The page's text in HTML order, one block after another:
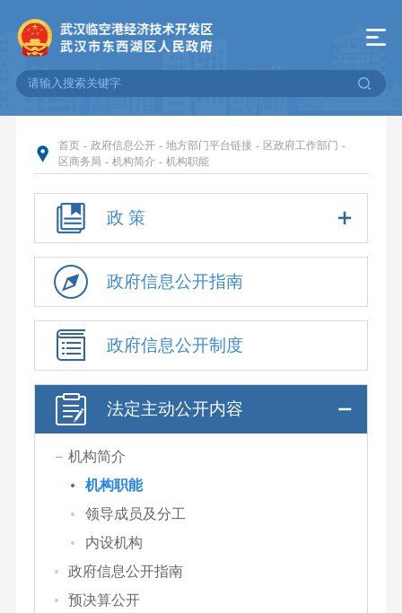
首页 - 政府信息公开 - 地方部门平台链接 - 区政府工作部门 -
区商务局 - 机构简介 - 机构职能
政 策
政府信息公开指南
政府信息公开制度
法定主动公开内容
机构简介
机构职能
领导成员及分工
内设机构
政府信息公开指南
预决算公开